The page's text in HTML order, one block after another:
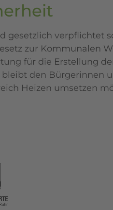
gesetzlich verpflichtet
zur Kommunalen
für die Erstellung
den Bürgerinnen
Heizen umsetzen